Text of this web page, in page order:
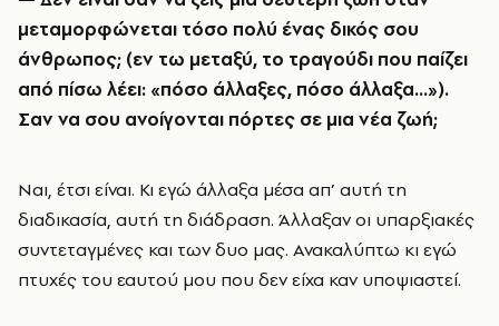
μεταμορφώνεται τόσο πολύ ένας δικός σου
άνθρωπος; (εν τω μεταξύ, το τραγούδι που παίζει
από πίσω λέει: «πόσο άλλαξες, πόσο άλλαξα…»).
Σαν να σου ανοίγονται πόρτες σε μια νέα ζωή;
Ναι, έτσι είναι. Κι εγώ άλλαξα μέσα απ’ αυτή τη
διαδικασία, αυτή τη διάδραση. Άλλαξαν οι υπαρξιακές
συντεταγμένες και των δυο μας. Ανακαλύπτω κι εγώ
πτυχές του εαυτού μου που δεν είχα καν υποψιαστεί.